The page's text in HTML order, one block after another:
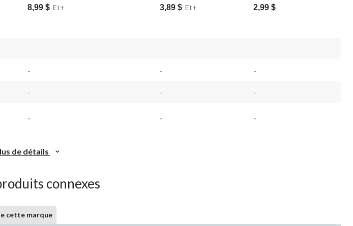
8,99 $ Et+ 3,89 $ Et+ 2,99 $
- - -
- - -
- - -
de détails
connexes
cette marque